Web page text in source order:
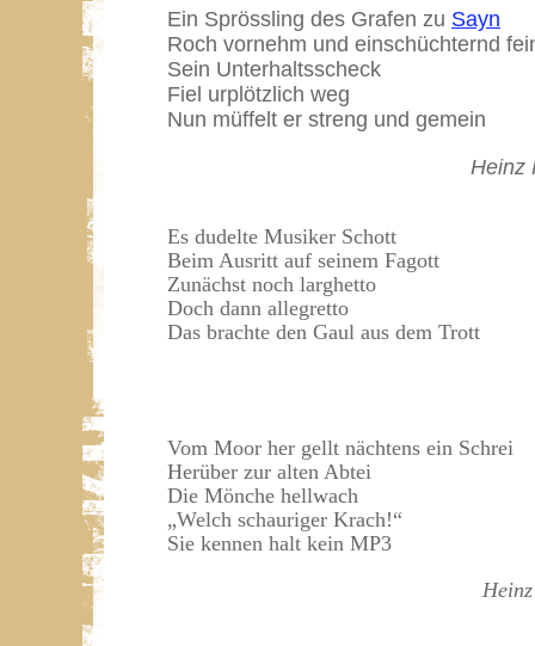
Ein Sprössling des Grafen zu Sayn
Roch vornehm und einschüchternd
Sein Unterhaltsscheck
Fiel urplötzlich weg
Nun müffelt er streng und gemein
Heinz
Es dudelte Musiker Schott
Beim Ausritt auf seinem Fagott
Zunächst noch larghetto
Doch dann allegretto
Das brachte den Gaul aus dem Trott
Vom Moor her gellt nächtens ein Schrei
Herüber zur alten Abtei
Die Mönche hellwach
„Welch schauriger Krach!“
Sie kennen halt kein MP3